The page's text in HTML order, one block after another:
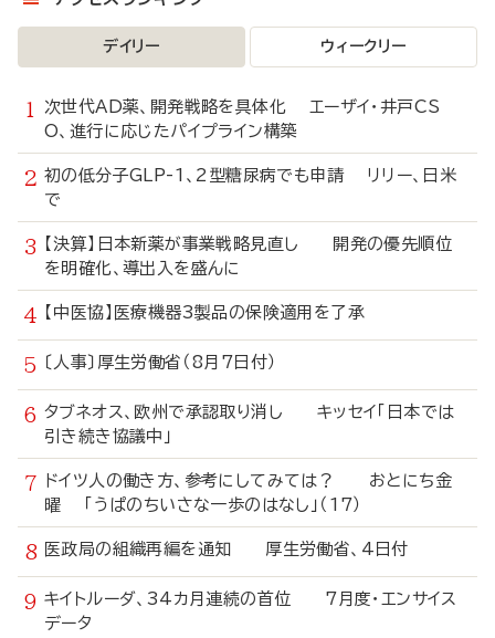
デイリー ウィークリー
次世代AD薬、開発戦略を具体化 エーザイ・井戸CS
O、進行に応じたパイプライン構築
初の低分子GLP-1、2型糖尿病でも申請 リリー、日米
で
【決算】日本新薬が事業戦略見直し 開発の優先順位
を明確化、導出入を盛んに
【中医協】医療機器3製品の保険適用を了承
〔人事〕厚生労働省（8月7日付）
タブネオス、欧州で承認取り消し キッセイ「日本では
引き続き協議中」
ドイツ人の働き方、参考にしてみては？ おとにち金
曜 「うぱのちいさな一歩のはなし」（17）
医政局の組織再編を通知 厚生労働省、4日付
キイトルーダ、34カ月連続の首位 7月度・エンサイス
データ